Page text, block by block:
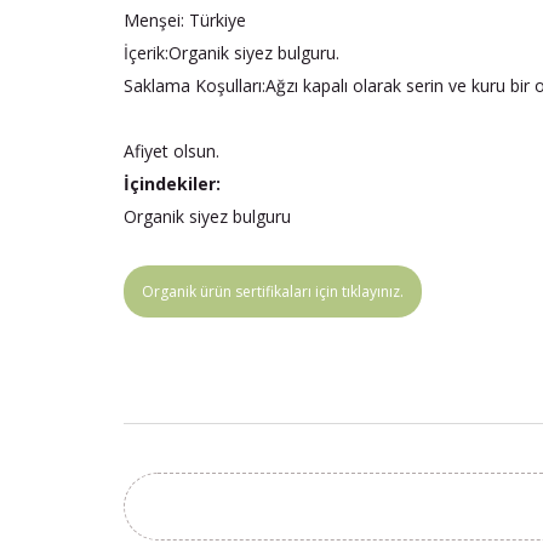
Menşei: Türkiye
İçerik:Organik siyez bulguru.
Saklama Koşulları:Ağzı kapalı olarak serin ve kuru
Afiyet olsun.
İçindekiler:
Organik siyez bulguru
Organik ürün sertifikaları için tıklayınız.